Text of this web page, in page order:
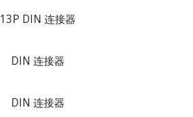
13P DIN 连接器
DIN 连接器
DIN 连接器